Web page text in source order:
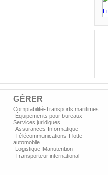
GÉRER
Comptabilité-Transports maritimes
-Équipements pour bureaux-
Services juridiques
-Assurances-Informatique
-Télécommunications-Flotte
automobile
-Logistique-Manutention
-Transporteur international